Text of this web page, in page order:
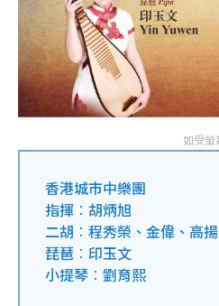
香港城市中樂團
指揮︰胡炳旭
二胡︰程秀榮、金偉、高揚
琵琶︰印玉文
小提琴︰劉育熙